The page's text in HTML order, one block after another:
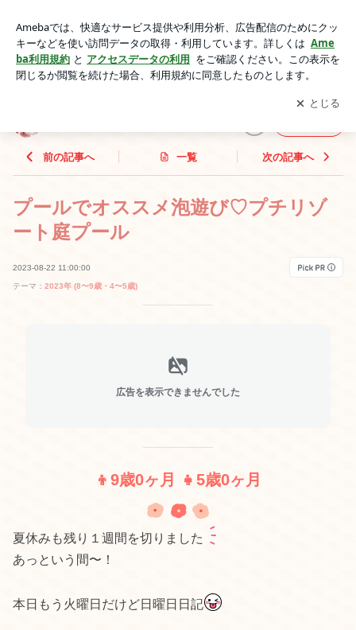
おもちゃ箱♡アプリをダウンロードして ブログの更新通知
を受け取りまし
ょう。
開く
前の記事へ 一覧 次の記事へ
プールでオススメ泡遊び♡プチリゾ
ート庭プール
2023-08-22 11:00:00
テーマ： 2023年 (8〜9歳・4〜5歳)
広告を表示できませんでした
👦9歳0ヶ月 👧5歳0ヶ月
夏休みも残り１週間を切りました
あっという間〜！
本日もう火曜日だけど日曜日日記